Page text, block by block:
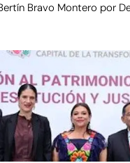
Bravo Montero por